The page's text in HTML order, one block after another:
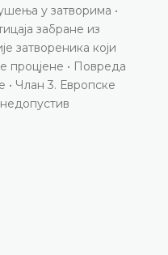
сексуалне
укључивао сексуалну
за почињење злочина из
3 Европске конвенције у